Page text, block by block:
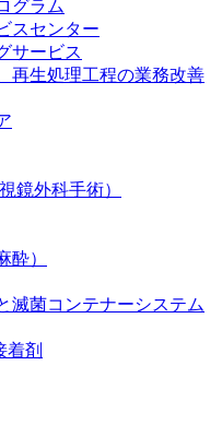
からも、製品をお探しい
患なのでしょう。成人に
ﾌﾟで新たな可能性を見つ
ジションをご覧いただけ
、学びと情報共有の場を
す。
グラム
スセンター
サービス
再生処理工程の業務改善
鏡外科手術）
酔）
滅菌コンテナーシステム
着剤